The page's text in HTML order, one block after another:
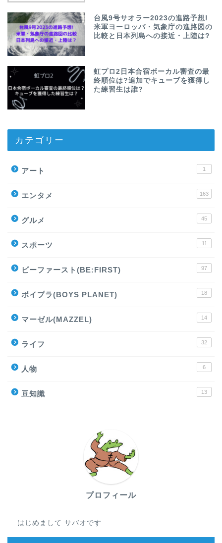
台風9号サオラー2023の進路予想!
米軍ヨーロッパ・気象庁の進路図の
比較と日本列島への接近・上陸は?
虹プロ2日本合宿ボーカル審査の最
終順位は?追加でキューブを獲得し
た練習生は誰?
カテゴリー
アート 1
エンタメ 163
グルメ 45
スポーツ 11
ビーファースト(BE:FIRST) 97
ボイプラ(BOYS PLANET) 18
マーゼル(MAZZEL) 14
ライフ 32
人物 6
豆知識 13
プロフィール
はじめまして サバオです